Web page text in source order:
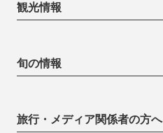
観光情報
旬の情報
旅行・メディア関係者の方へ